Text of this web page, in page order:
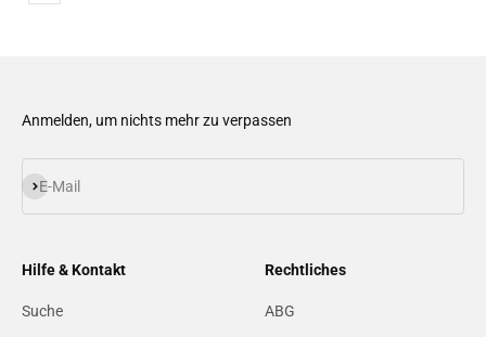
Anmelden, um nichts mehr zu verpassen
E-Mail
Abonnieren
Hilfe & Kontakt
Suche
Rechtliches
ABG